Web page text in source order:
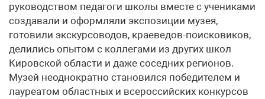
руководством педагоги школы вместе с учениками
создавали и оформляли экспозиции музея,
готовили экскурсоводов, краеведов-поисковиков,
делились опытом с коллегами из других школ
Кировской области и даже соседних регионов.
Музей неоднократно становился победителем и
лауреатом областных и всероссийских конкурсов